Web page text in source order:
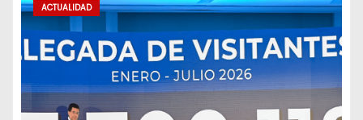
ACTUALIDAD